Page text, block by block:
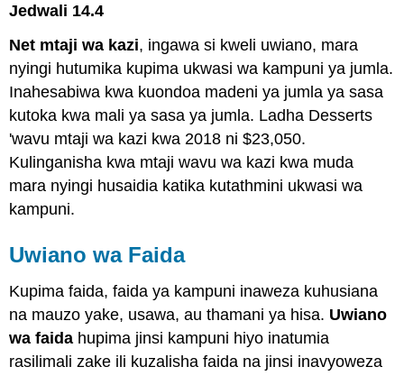
Jedwali 14.4
Net mtaji wa kazi, ingawa si kweli uwiano, mara
nyingi hutumika kupima ukwasi wa kampuni ya jumla.
Inahesabiwa kwa kuondoa madeni ya jumla ya sasa
kutoka kwa mali ya sasa ya jumla. Ladha Desserts
'wavu mtaji wa kazi kwa 2018 ni $23,050.
Kulinganisha kwa mtaji wavu wa kazi kwa muda
mara nyingi husaidia katika kutathmini ukwasi wa
kampuni.
Uwiano wa Faida
Kupima faida, faida ya kampuni inaweza kuhusiana
na mauzo yake, usawa, au thamani ya hisa. Uwiano
wa faida hupima jinsi kampuni hiyo inatumia
rasilimali zake ili kuzalisha faida na jinsi inavyoweza